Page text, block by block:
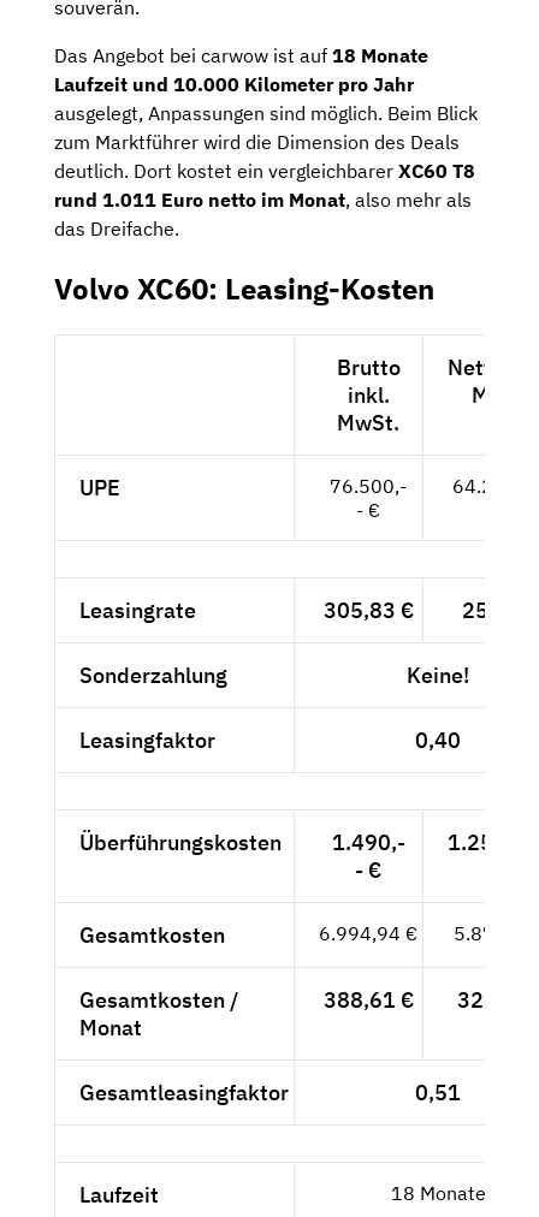
souverän.
Das Angebot bei carwow ist auf 18 Monate
Laufzeit und 10.000 Kilometer pro Jahr
ausgelegt, Anpassungen sind möglich. Beim Blick
zum Marktführer wird die Dimension des Deals
deutlich. Dort kostet ein vergleichbarer XC60 T8
rund 1.011 Euro netto im Monat, also mehr als
das Dreifache.
Volvo XC60: Leasing-Kosten
Brutto
inkl.
MwSt.
Netto
MwSt.
UPE
76.500,-
- €
Leasingrate 305,83 € 257,--
Sonderzahlung Keine!
Leasingfaktor 0,40
Überführungskosten
1.490,-
- €
Gesamtkosten 6.994,94 € 5.878,10
Gesamtkosten /
Monat
388,61 € 326,56
Gesamtleasingfaktor 0,51
Laufzeit 18 Monate